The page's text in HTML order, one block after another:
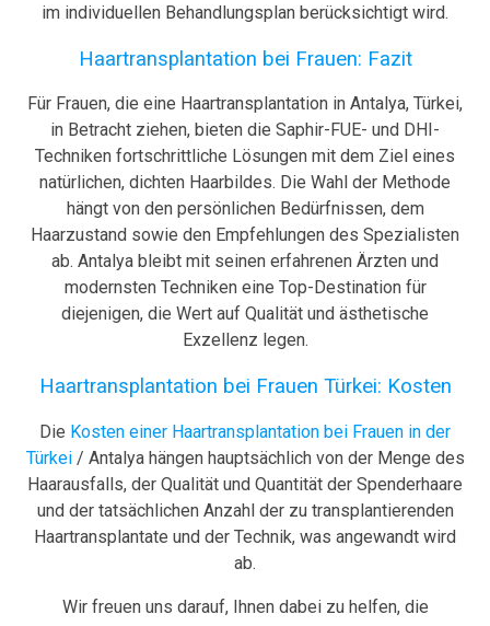
im individuellen Behandlungsplan berücksichtigt wird.
Haartransplantation bei Frauen: Fazit
Für Frauen, die eine Haartransplantation in Antalya, Türkei,
in Betracht ziehen, bieten die Saphir-FUE- und DHI-
Techniken fortschrittliche Lösungen mit dem Ziel eines
natürlichen, dichten Haarbildes. Die Wahl der Methode
hängt von den persönlichen Bedürfnissen, dem
Haarzustand sowie den Empfehlungen des Spezialisten
ab. Antalya bleibt mit seinen erfahrenen Ärzten und
modernsten Techniken eine Top-Destination für
diejenigen, die Wert auf Qualität und ästhetische
Exzellenz legen.
Haartransplantation bei Frauen Türkei: Kosten
Die Kosten einer Haartransplantation bei Frauen in der
Türkei/ Antalya hängen hauptsächlich von der Menge des
Haarausfalls, der Qualität und Quantität der Spenderhaare
und der tatsächlichen Anzahl der zu transplantierenden
Haartransplantate und der Technik, was angewandt wird
ab.
Wir freuen uns darauf, Ihnen dabei zu helfen, die